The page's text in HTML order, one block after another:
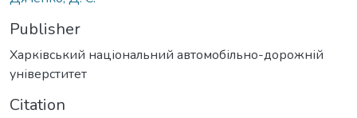
Publisher
Харківський національний автомобільно-дорожній
універститет
Citation